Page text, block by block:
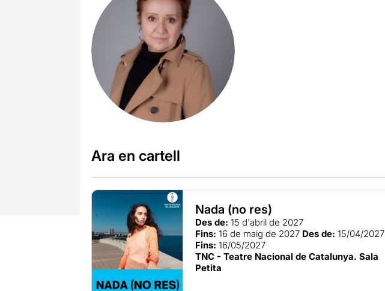
Ara en cartell
Nada (no res)
Des de: 15 d'abril de 2027
Fins: 16 de maig de 2027 Des de: 15/04/2027
Fins: 16/05/2027
TNC - Teatre Nacional de Catalunya. Sala
Petita